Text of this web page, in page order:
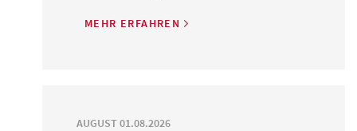
MEHR ERFAHREN
AUGUST 01.08.2026